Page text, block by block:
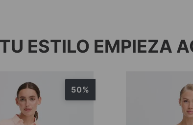
TU ESTILO EMPIEZA
50%